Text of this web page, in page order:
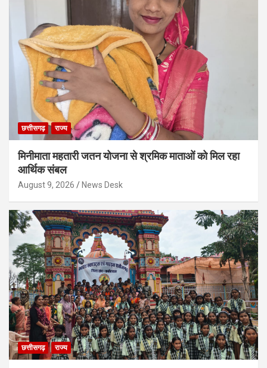
छत्तीसगढ़ राज्य
मिनीमाता महतारी जतन योजना से श्रमिक माताओं को मिल रहा
आर्थिक संबल
August 9, 2026 News Desk
छत्तीसगढ़ राज्य